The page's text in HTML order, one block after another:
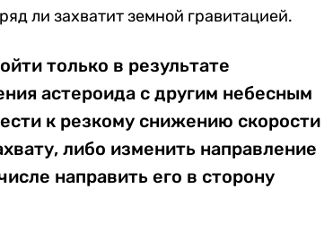
ли захватит земной гравитацией.
только в результате
астероида с другим небесным
к резкому снижению скорости
либо изменить направление
направить его в сторону